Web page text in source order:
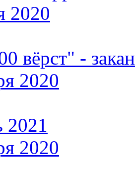
2020
вёрст" -
2020
2021
2020